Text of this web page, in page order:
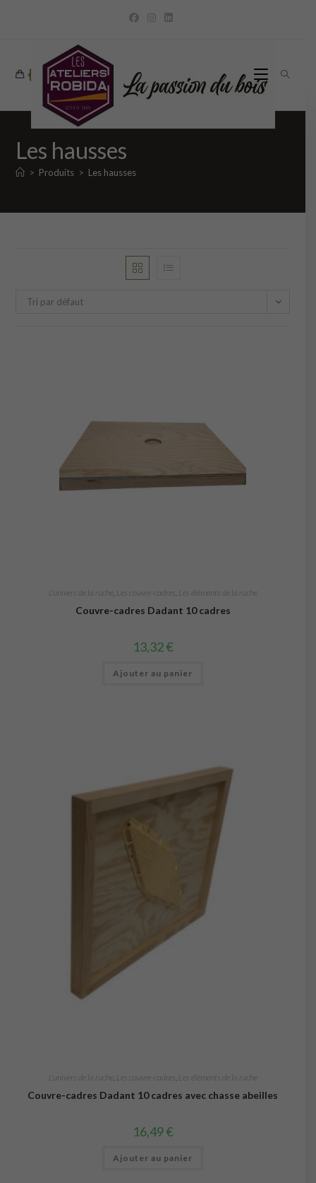
Les hausses
> Produits > Les hausses
Tri par défaut
L'univers de la ruche , Les couvre-cadres, Les éléments de la ruche
Couvre-cadres Dadant 10 cadres
13,32€
Ajouter au panier
L'univers de la ruche Les couvre-cadres Les éléments de la ruche
Couvre-cadres Dadant 10 cadres avec chasse abeilles
16,49€
Ajouter au panier